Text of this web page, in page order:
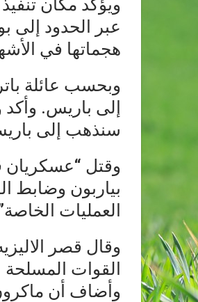
ويؤكد مكان
عبر الحدود إلى
هجماتها في
وبحسب عائلة
إلى باريس.
سنذهب إلى
وقتل “عسكريان
بياربون وضابط
العمليات
وقال قصر
القوات
وأضاف أن ماكرون